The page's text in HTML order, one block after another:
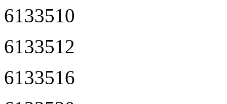
6133510
6133512
6133516